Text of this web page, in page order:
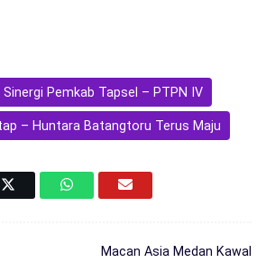
Sinergi Pemkab Tapsel – PTPN IV
– Huntara Batangtoru Terus Maju
Macan Asia Medan Kawal